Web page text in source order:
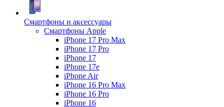
Смартфоны и аксессуары
Смартфоны Apple
iPhone 17 Pro Max
iPhone 17 Pro
iPhone 17
iPhone 17e
iPhone Air
iPhone 16 Pro Max
iPhone 16 Pro
iPhone 16